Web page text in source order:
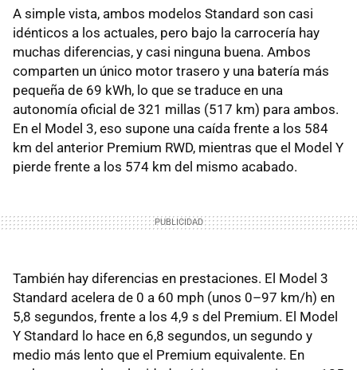
A simple vista, ambos modelos Standard son casi
idénticos a los actuales, pero bajo la carrocería hay
muchas diferencias, y casi ninguna buena. Ambos
comparten un único motor trasero y una batería más
pequeña de 69 kWh, lo que se traduce en una
autonomía oficial de 321 millas (517 km) para ambos.
En el Model 3, eso supone una caída frente a los 584
km del anterior Premium RWD, mientras que el Model Y
pierde frente a los 574 km del mismo acabado.
También hay diferencias en prestaciones. El Model 3
Standard acelera de 0 a 60 mph (unos 0–97 km/h) en
5,8 segundos, frente a los 4,9 s del Premium. El Model
Y Standard lo hace en 6,8 segundos, un segundo y
medio más lento que el Premium equivalente. En